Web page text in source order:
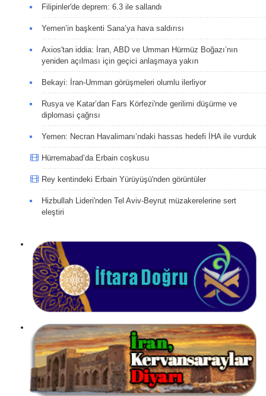
Filipinler'de deprem: 6.3 ile sallandı
Yemen’in başkenti Sana’ya hava saldırısı
Axios'tan iddia: İran, ABD ve Umman Hürmüz Boğazı’nın
yeniden açılması için geçici anlaşmaya yakın
Bekayi: İran-Umman görüşmeleri olumlu ilerliyor
Rusya ve Katar’dan Fars Körfezi'nde gerilimi düşürme ve
diplomasi çağrısı
Yemen: Necran Havalimanı’ndaki hassas hedefi İHA ile vurduk
Hürremabad’da Erbain coşkusu
Rey kentindeki Erbain Yürüyüşü'nden görüntüler
Hizbullah Lideri'nden Tel Aviv-Beyrut müzakerelerine sert
eleştiri